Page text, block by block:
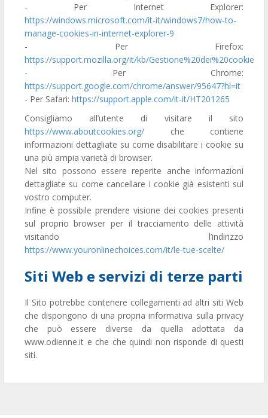
- Per Internet Explorer:
https://windows.microsoft.com/it-it/windows7/how-to-
manage-cookies-in-internet-explorer-9
- Per Firefox:
https://support.mozilla.org/it/kb/Gestione%20dei%20cookie
- Per Chrome:
https://support.google.com/chrome/answer/95647?hl=it
- Per Safari: https://support.apple.com/it-it/HT201265
Consigliamo all’utente di visitare il sito
https://www.aboutcookies.org/ che contiene
informazioni dettagliate su come disabilitare i cookie su
una più ampia varietà di browser.
Nel sito possono essere reperite anche informazioni
dettagliate su come cancellare i cookie già esistenti sul
vostro computer.
Infine è possibile prendere visione dei cookies presenti
sul proprio browser per il tracciamento delle attività
visitando l’indirizzo
https://www.youronlinechoices.com/it/le-tue-scelte/
Siti Web e servizi di terze parti
Il Sito potrebbe contenere collegamenti ad altri siti Web
che dispongono di una propria informativa sulla privacy
che può essere diverse da quella adottata da
www.odienne.it e che che quindi non risponde di questi
siti.